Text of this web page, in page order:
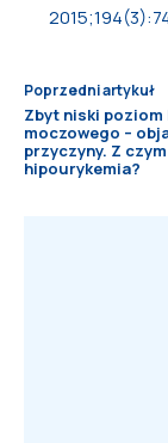
Poprzedni artykuł
Zbyt niski poziom
moczowego –
przyczyny. Z
hipourykemia?